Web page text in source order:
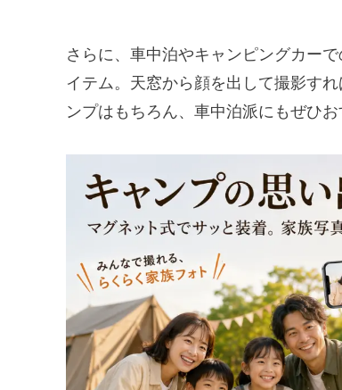
さらに、車中泊やキャンピングカー
イテム。天窓から顔を出して撮影す
ンプはもちろん、車中泊派にもぜひお